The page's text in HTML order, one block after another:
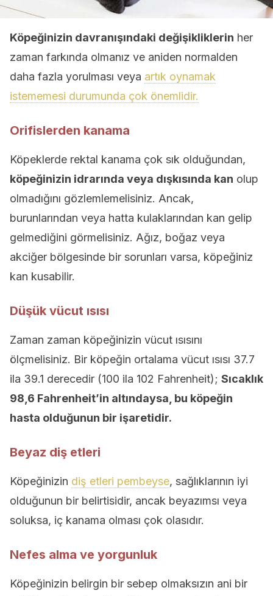
Köpeğinizin davranışındaki değişikliklerin her
zaman farkında olmanız ve aniden normalden
daha fazla yorulması veya artık oynamak
istememesi durumunda çok önemlidir.
Orifislerden kanama
Köpeklerde rektal kanama çok sık olduğundan,
köpeğinizin idrarında veya dışkısında kan olup
olmadığını gözlemlemelisiniz. Ancak,
burunlarından veya hatta kulaklarından kan gelip
gelmediğini görmelisiniz. Ağız, boğaz veya
akciğer bölgesinde bir sorunları varsa, köpeğiniz
kan kusabilir.
Düşük vücut ısısı
Zaman zaman köpeğinizin vücut ısısını
ölçmelisiniz. Bir köpeğin ortalama vücut ısısı 37.7
ila 39.1 derecedir (100 ila 102 Fahrenheit); Sıcaklık
98,6 Fahrenheit’in altındaysa, bu köpeğin
hasta olduğunun bir işaretidir.
Beyaz diş etleri
Köpeğinizin diş etleri pembeyse, sağlıklarının iyi
olduğunun bir belirtisidir, ancak beyazımsı veya
soluksa, iç kanama olması çok olasıdır.
Nefes alma ve yorgunluk
Köpeğinizin belirgin bir sebep olmaksızın ani bir